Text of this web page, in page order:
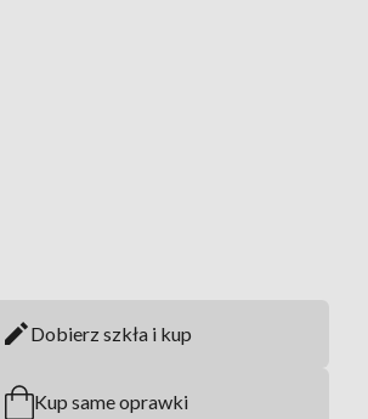
Dobierz szkła i kup
Kup same oprawki